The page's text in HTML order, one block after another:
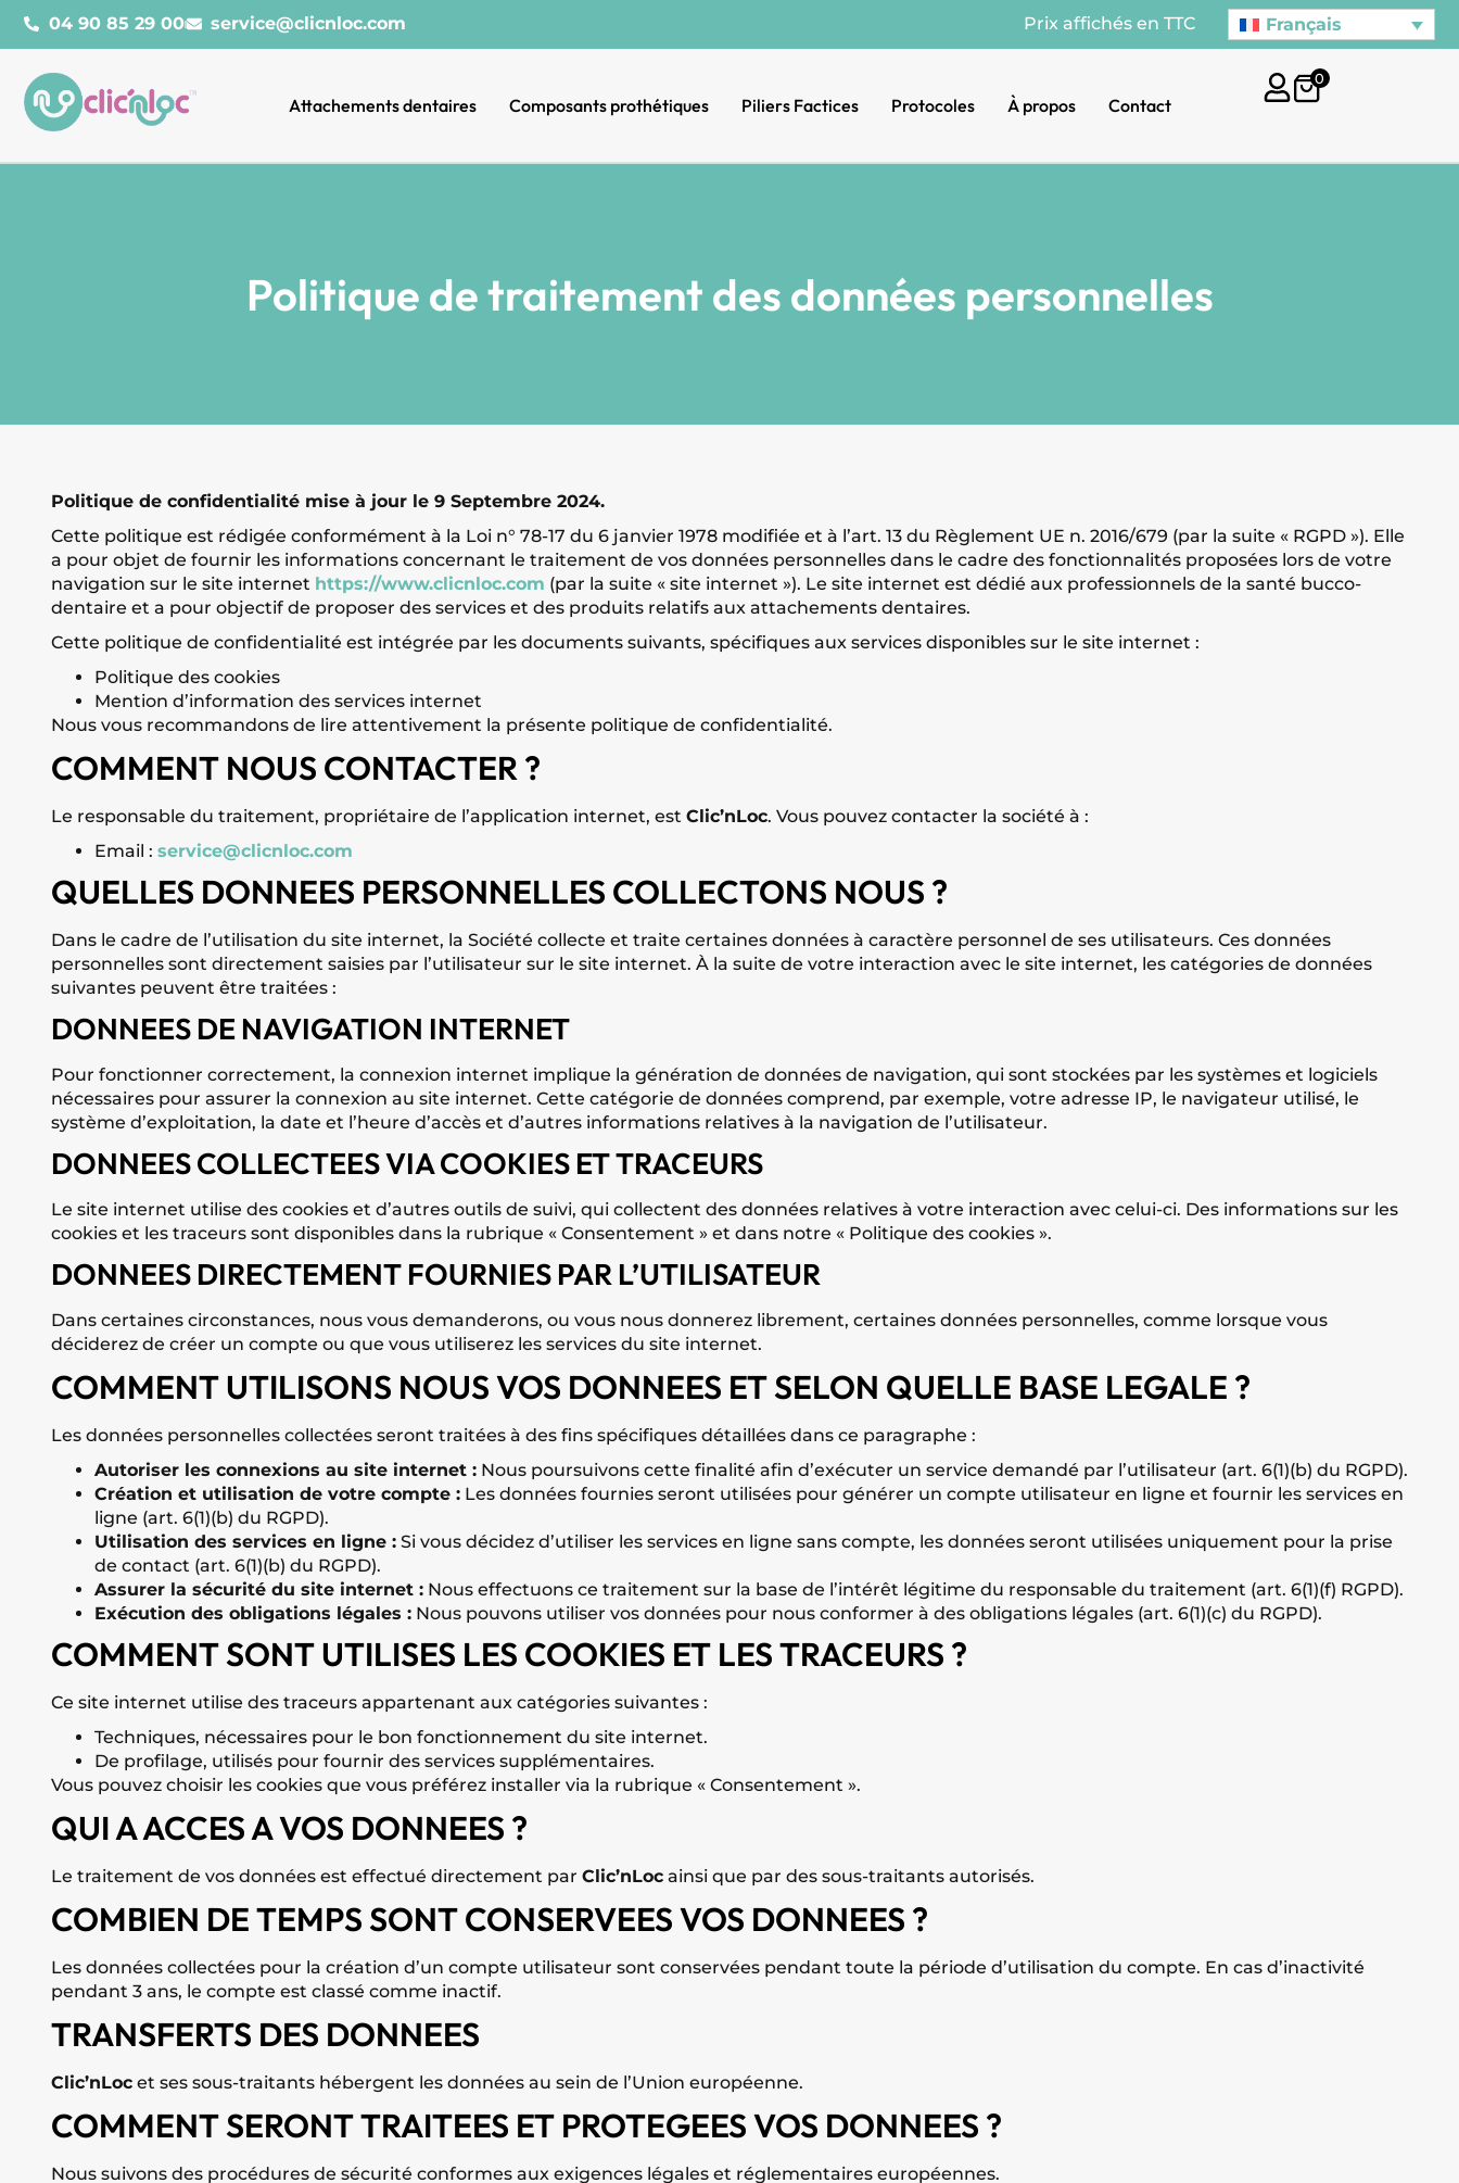
04 90 85 29 00 service@clicnloc.com​ Prix affichés en TTC Français
Attachements dentaires Composants prothétiques Piliers Factices Protocoles À propos Contact
0
Politique de traitement des données personnelles
Politique de confidentialité mise à jour le 9 Septembre 2024.
Cette politique est rédigée conformément à la Loi n° 78-17 du 6 janvier 1978 modifiée et à l’art. 13 du Règlement UE n. 2016/679 (par la suite « RGPD »). Elle
a pour objet de fournir les informations concernant le traitement de vos données personnelles dans le cadre des fonctionnalités proposées lors de votre
navigation sur le site internet https://www.clicnloc.com (par la suite « site internet »). Le site internet est dédié aux professionnels de la santé bucco-
dentaire et a pour objectif de proposer des services et des produits relatifs aux attachements dentaires.
Cette politique de confidentialité est intégrée par les documents suivants, spécifiques aux services disponibles sur le site internet :
Politique des cookies
Mention d’information des services internet
Nous vous recommandons de lire attentivement la présente politique de confidentialité.
COMMENT NOUS CONTACTER ?
Le responsable du traitement, propriétaire de l’application internet, est Clic’nLoc. Vous pouvez contacter la société à :
Email : service@clicnloc.com
QUELLES DONNEES PERSONNELLES COLLECTONS NOUS ?
Dans le cadre de l’utilisation du site internet, la Société collecte et traite certaines données à caractère personnel de ses utilisateurs. Ces données
personnelles sont directement saisies par l’utilisateur sur le site internet. À la suite de votre interaction avec le site internet, les catégories de données
suivantes peuvent être traitées :
DONNEES DE NAVIGATION INTERNET
Pour fonctionner correctement, la connexion internet implique la génération de données de navigation, qui sont stockées par les systèmes et logiciels
nécessaires pour assurer la connexion au site internet. Cette catégorie de données comprend, par exemple, votre adresse IP, le navigateur utilisé, le
système d’exploitation, la date et l’heure d’accès et d’autres informations relatives à la navigation de l’utilisateur.
DONNEES COLLECTEES VIA COOKIES ET TRACEURS
Le site internet utilise des cookies et d’autres outils de suivi, qui collectent des données relatives à votre interaction avec celui-ci. Des informations sur les
cookies et les traceurs sont disponibles dans la rubrique « Consentement » et dans notre « Politique des cookies ».
DONNEES DIRECTEMENT FOURNIES PAR L’UTILISATEUR
Dans certaines circonstances, nous vous demanderons, ou vous nous donnerez librement, certaines données personnelles, comme lorsque vous
déciderez de créer un compte ou que vous utiliserez les services du site internet.
COMMENT UTILISONS NOUS VOS DONNEES ET SELON QUELLE BASE LEGALE ?
Les données personnelles collectées seront traitées à des fins spécifiques détaillées dans ce paragraphe :
Autoriser les connexions au site internet : Nous poursuivons cette finalité afin d’exécuter un service demandé par l’utilisateur (art. 6(1)(b) du RGPD).
Création et utilisation de votre compte : Les données fournies seront utilisées pour générer un compte utilisateur en ligne et fournir les services en
ligne (art. 6(1)(b) du RGPD).
Utilisation des services en ligne : Si vous décidez d’utiliser les services en ligne sans compte, les données seront utilisées uniquement pour la prise
de contact (art. 6(1)(b) du RGPD).
Assurer la sécurité du site internet : Nous effectuons ce traitement sur la base de l’intérêt légitime du responsable du traitement (art. 6(1)(f) RGPD).
Exécution des obligations légales : Nous pouvons utiliser vos données pour nous conformer à des obligations légales (art. 6(1)(c) du RGPD).
COMMENT SONT UTILISES LES COOKIES ET LES TRACEURS ?
Ce site internet utilise des traceurs appartenant aux catégories suivantes :
Techniques, nécessaires pour le bon fonctionnement du site internet.
De profilage, utilisés pour fournir des services supplémentaires.
Vous pouvez choisir les cookies que vous préférez installer via la rubrique « Consentement ».
QUI A ACCES A VOS DONNEES ?
Le traitement de vos données est effectué directement par Clic’nLoc ainsi que par des sous-traitants autorisés.
COMBIEN DE TEMPS SONT CONSERVEES VOS DONNEES ?
Les données collectées pour la création d’un compte utilisateur sont conservées pendant toute la période d’utilisation du compte. En cas d’inactivité
pendant 3 ans, le compte est classé comme inactif.
TRANSFERTS DES DONNEES
Clic’nLoc et ses sous-traitants hébergent les données au sein de l’Union européenne.
COMMENT SERONT TRAITEES ET PROTEGEES VOS DONNEES ?
Nous suivons des procédures de sécurité conformes aux exigences légales et réglementaires européennes.